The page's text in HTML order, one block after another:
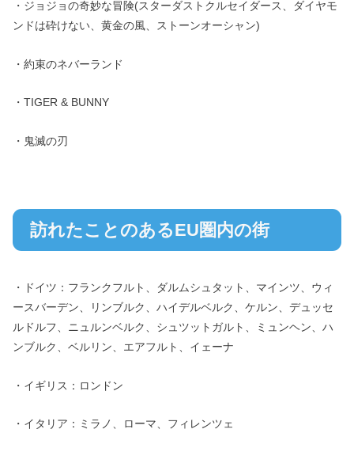
・ジョジョの奇妙な冒険(スターダストクルセイダース、ダイヤモ
ンドは砕けない、黄金の風、ストーンオーシャン)
・約束のネバーランド
・TIGER & BUNNY
・鬼滅の刃
訪れたことのあるEU圏内の街
・ドイツ：フランクフルト、ダルムシュタット、マインツ、ウィ
ースバーデン、リンブルク、ハイデルベルク、ケルン、デュッセ
ルドルフ、ニュルンベルク、シュツットガルト、ミュンヘン、ハ
ンブルク、ベルリン、エアフルト、イェーナ
・イギリス：ロンドン
・イタリア：ミラノ、ローマ、フィレンツェ